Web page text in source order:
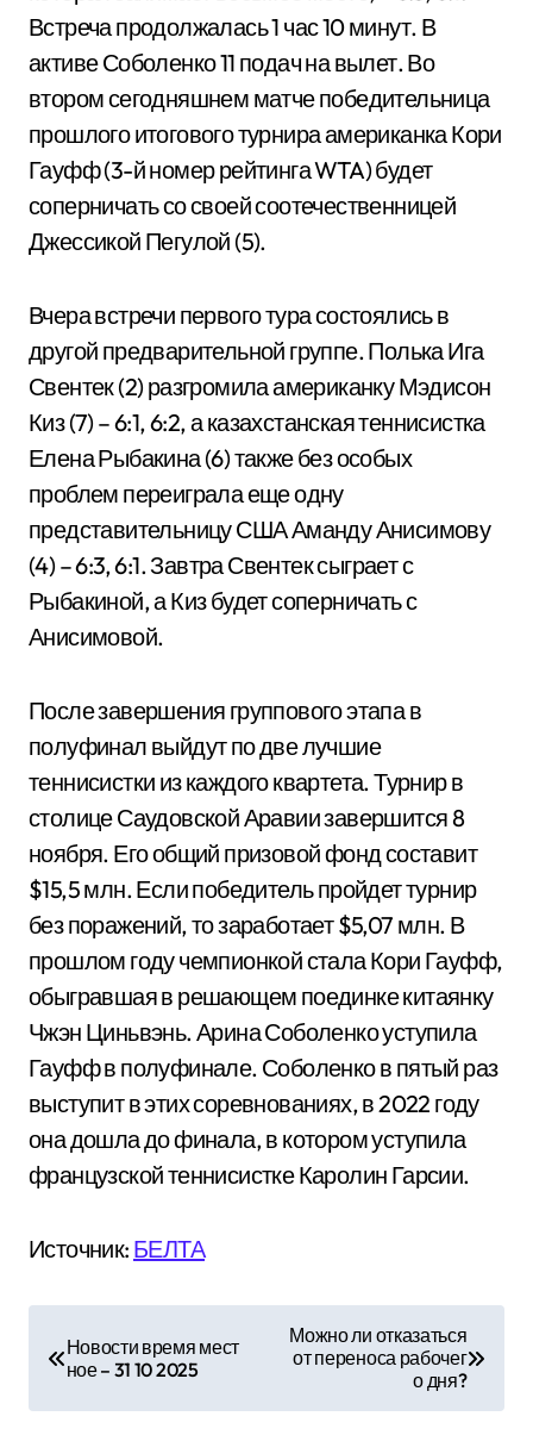
Встреча продолжалась 1 час 10 минут. В
активе Соболенко 11 подач на вылет. Во
втором сегодняшнем матче победительница
прошлого итогового турнира американка Кори
Гауфф (3-й номер рейтинга WTA) будет
соперничать со своей соотечественницей
Джессикой Пегулой (5).
Вчера встречи первого тура состоялись в
другой предварительной группе. Полька Ига
Свентек (2) разгромила американку Мэдисон
Киз (7) – 6:1, 6:2, а казахстанская теннисистка
Елена Рыбакина (6) также без особых
проблем переиграла еще одну
представительницу США Аманду Анисимову
(4) – 6:3, 6:1. Завтра Свентек сыграет с
Рыбакиной, а Киз будет соперничать с
Анисимовой.
После завершения группового этапа в
полуфинал выйдут по две лучшие
теннисистки из каждого квартета. Турнир в
столице Саудовской Аравии завершится 8
ноября. Его общий призовой фонд составит
$15,5 млн. Если победитель пройдет турнир
без поражений, то заработает $5,07 млн. В
прошлом году чемпионкой стала Кори Гауфф,
обыгравшая в решающем поединке китаянку
Чжэн Циньвэнь. Арина Соболенко уступила
Гауфф в полуфинале. Соболенко в пятый раз
выступит в этих соревнованиях, в 2022 году
она дошла до финала, в котором уступила
французской теннисистке Каролин Гарсии.
Источник: БЕЛТА
Новости время мест
ное – 31 10 2025
Можно ли отказаться
от переноса рабочег
о дня?